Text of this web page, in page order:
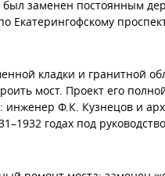
был заменен постоянным
Екатерингофскому
кладки и гранитной
мост. Проект его
инженер Ф.К. Кузнецов и
годах под